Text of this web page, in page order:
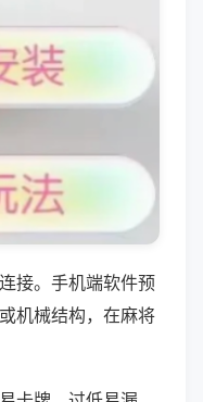
接。手机端软件预
机械结构，在麻将